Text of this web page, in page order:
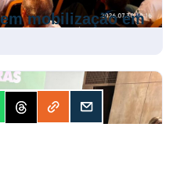
mobilização em